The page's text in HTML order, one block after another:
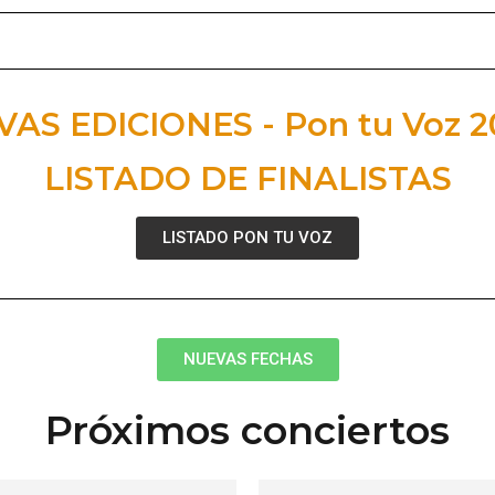
EDICIONES - Pon tu Voz
LISTADO DE FINALISTAS
LISTADO PON TU VOZ
NUEVAS FECHAS
Próximos conciertos